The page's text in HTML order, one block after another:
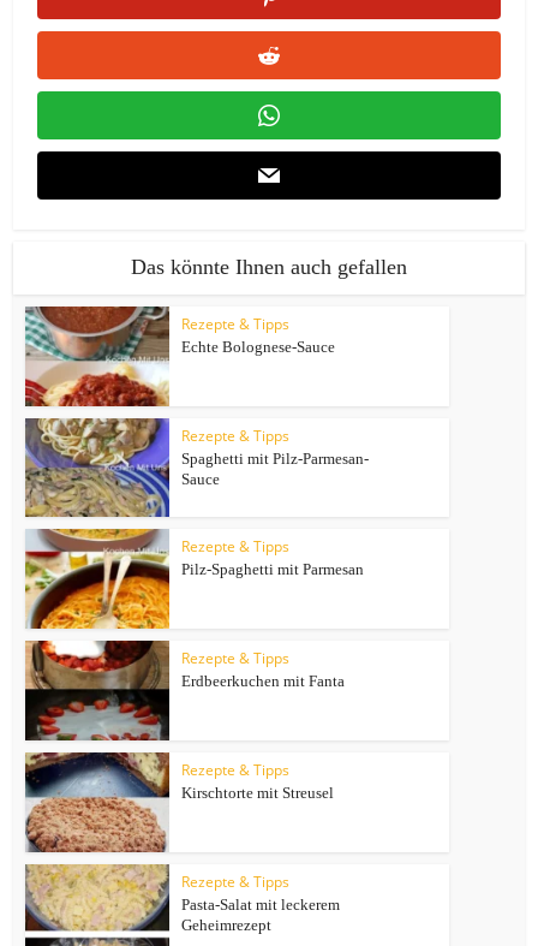
Das könnte Ihnen auch gefallen
Rezepte & Tipps
Echte Bolognese-Sauce
Rezepte & Tipps
Spaghetti mit Pilz-Parmesan-
Sauce
Rezepte & Tipps
Pilz-Spaghetti mit Parmesan
Rezepte & Tipps
Erdbeerkuchen mit Fanta
Rezepte & Tipps
Kirschtorte mit Streusel
Rezepte & Tipps
Pasta-Salat mit leckerem
Geheimrezept